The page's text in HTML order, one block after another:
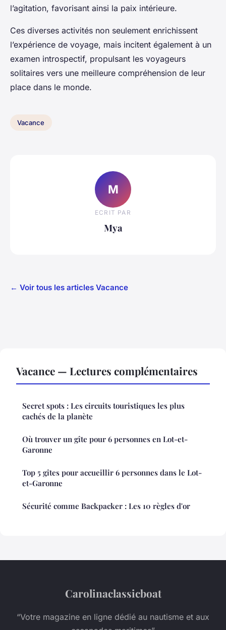
l’agitation, favorisant ainsi la paix intérieure.
Ces diverses activités non seulement enrichissent
l’expérience de voyage, mais incitent également à un
examen introspectif, propulsant les voyageurs
solitaires vers une meilleure compréhension de leur
place dans le monde.
Vacance
M
ECRIT PAR
Mya
← Voir tous les articles Vacance
Vacance — Lectures complémentaires
Secret spots : Les circuits touristiques les plus
cachés de la planète
Où trouver un gîte pour 6 personnes en Lot-et-
Garonne
Top 5 gîtes pour accueillir 6 personnes dans le Lot-
et-Garonne
Sécurité comme Backpacker : Les 10 règles d'or
Carolinaclassicboat
“Votre magazine en ligne dédié au nautisme et aux